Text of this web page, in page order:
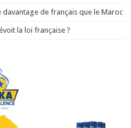
de français que le Maroc
la loi française ?